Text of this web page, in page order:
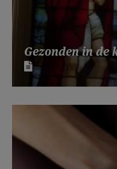
Gezonden in de